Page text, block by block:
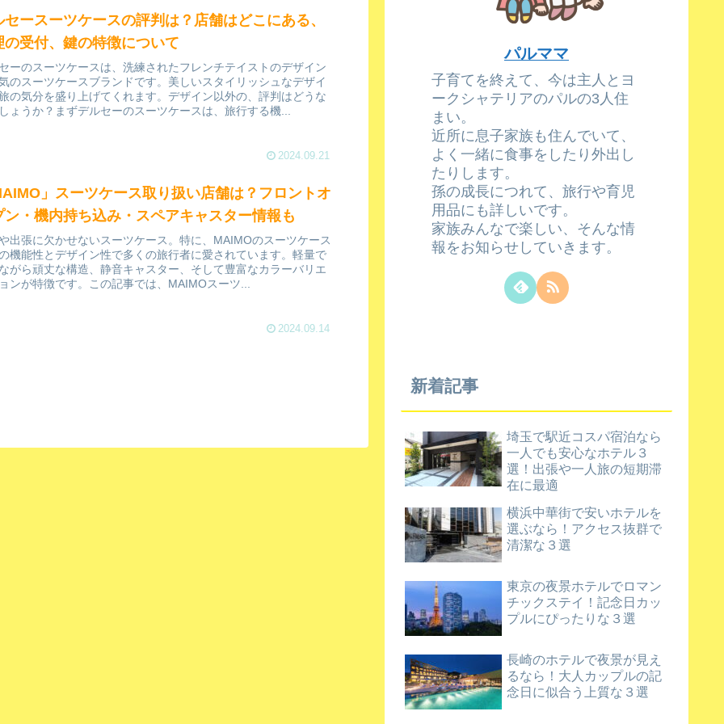
セースーツケースの評判は？店舗はどこにある、
の受付、鍵の特徴について
ーのスーツケースは、洗練されたフレンチテイストのデザイン
のスーツケースブランドです。美しいスタイリッシュなデザイ
の気分を盛り上げてくれます。デザイン以外の、評判はどうな
ょうか？まずデルセーのスーツケースは、旅行する機...
2024.09.21
」スーツケース取り扱い店舗は？フロントオ
ン・機内持ち込み・スペアキャスター情報も
出張に欠かせないスーツケース。特に、MAIMOのスーツケース
機能性とデザイン性で多くの旅行者に愛されています。軽量で
がら頑丈な構造、静音キャスター、そして豊富なカラーバリエ
ンが特徴です。この記事では、MAIMOスーツ...
2024.09.14
パルママ
子育てを終えて、今は主人とヨ
ークシャテリアのパルの3人住
まい。
近所に息子家族も住んでいて、
よく一緒に食事をしたり外出し
たりします。
孫の成長につれて、旅行や育児
用品にも詳しいです。
家族みんなで楽しい、そんな情
報をお知らせしていきます。
新着記事
埼玉で駅近コスパ宿泊なら
一人でも安心なホテル３
選！出張や一人旅の短期滞
在に最適
横浜中華街で安いホテルを
選ぶなら！アクセス抜群で
清潔な３選
東京の夜景ホテルでロマン
チックステイ！記念日カッ
プルにぴったりな３選
長崎のホテルで夜景が見え
るなら！大人カップルの記
念日に似合う上質な３選